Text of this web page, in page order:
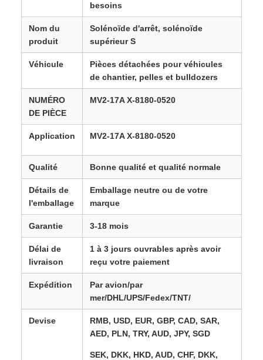
besoins
Nom du
produit
Solénoïde d'arrêt, solénoïde
supérieur S
Véhicule
Pièces détachées pour véhicules
de chantier, pelles et bulldozers
NUMÉRO
DE PIÈCE
MV2-17A X-8180-0520​
Application MV2-17A X-8180-0520
Qualité Bonne qualité et qualité normale
Détails de
l'emballage
Emballage neutre ou de votre
marque
Garantie 3-18 mois
Délai de
livraison
1 à 3 jours ouvrables après avoir
reçu votre paiement
Expédition
Par avion/par
mer/DHL/UPS/Fedex/TNT/
Devise
RMB, USD, EUR, GBP, CAD, SAR,
AED, PLN, TRY, AUD, JPY, SGD
SEK, DKK, HKD, AUD, CHF, DKK,